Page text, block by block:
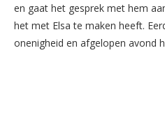
en gaat het gesprek met hem
het met Elsa te maken heeft.
onenigheid en afgelopen avond